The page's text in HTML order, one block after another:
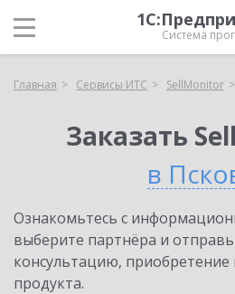
Система
Главная Сервисы ИТС SellMonitor
Заказать
в
Ознакомьтесь с
выберите партнёра и
консультацию, приобретение
продукта.